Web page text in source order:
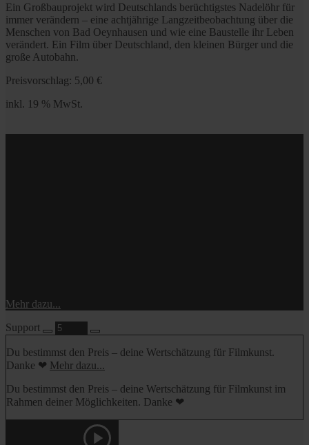
Ein Großbauprojekt wird Deutschlands berüchtigstes Nadelöhr für
immer verändern – eine achtjährige Langzeitbeobachtung über die
Menschen von Bad Oeynhausen und wie eine Baustelle ihr Leben
verändert. Ein Film über Deutschland, den kleinen Bürger und die
große Autobahn.
Preisvorschlag: 5,00 €
inkl. 19 % MwSt.
Mehr dazu...
Support
Du bestimmst den Preis – deine Wertschätzung für Filmkunst.
Danke ❤ Mehr dazu...
Du bestimmst den Preis – deine Wertschätzung für Filmkunst im
Rahmen deiner Möglichkeiten. Danke ❤